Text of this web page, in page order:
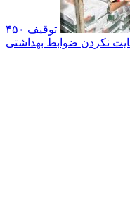
توقیف ۴۵۰
نکردن ضوابط بهداشتی